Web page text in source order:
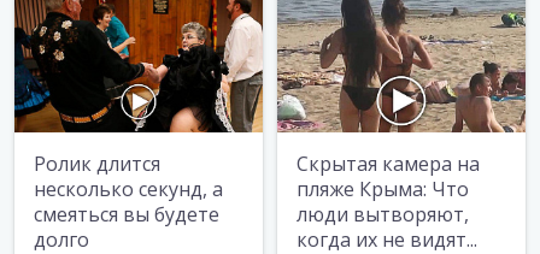
Ролик длится
несколько секунд, а
смеяться вы будете
долго
Скрытая камера на
пляже Крыма: Что
люди вытворяют,
когда их не видят...